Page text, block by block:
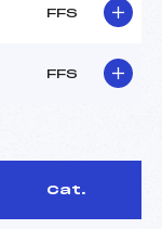
FFS
FFS
Cat.